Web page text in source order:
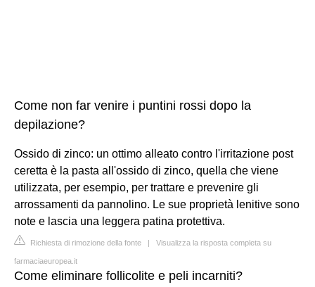
Come non far venire i puntini rossi dopo la
depilazione?
Ossido di zinco: un ottimo alleato contro l'irritazione post
ceretta è la pasta all'ossido di zinco, quella che viene
utilizzata, per esempio, per trattare e prevenire gli
arrossamenti da pannolino. Le sue proprietà lenitive sono
note e lascia una leggera patina protettiva.
Richiesta di rimozione della fonte | Visualizza la risposta completa su
farmaciaeuropea.it
Come eliminare follicolite e peli incarniti?